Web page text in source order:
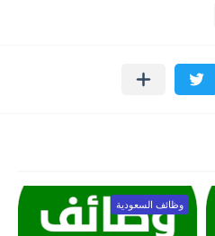
وظائف السعودية